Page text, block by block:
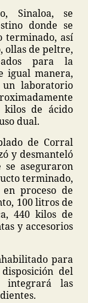
Sinaloa, se
donde se
terminado, así
ollas de peltre,
para la
igual manera,
laboratorio
kilos de ácido
dual.
de Corral
y desmanteló
aseguraron
terminado,
proceso de
100 litros de
440 kilos de
y accesorios
para
del
integrará las